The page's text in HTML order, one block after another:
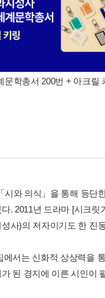
문학총서 200번 + 아크릴
시와 의식」을 통해 등단
. 2011년 드라마 [시크
사)의 저자이기도 한 진
에서는 신화적 상상력을
된 경지에 이른 시인이